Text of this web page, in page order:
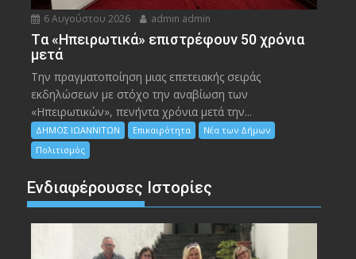
6 Αυγούστου 2026 admin admin
Tα «Ηπειρωτικά» επιστρέφουν 50 χρόνια
μετά
Την πραγματοποίηση μιας επετειακής σειράς
εκδηλώσεων με στόχο την αναβίωση των
«Ηπειρωτικών», πενήντα χρόνια μετά την...
ΔΗΜΟΣ ΙΩΑΝΝΙΤΩΝ Επικαιρότητα
Νέα των Δήμων
Πολιτισμός
Ενδιαφέρουσες Ιστορίες